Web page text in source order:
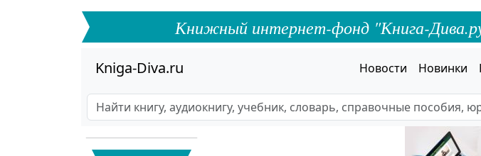
Книжный интернет-фонд "Книга-
Kniga-Diva.ru Новости Новинки